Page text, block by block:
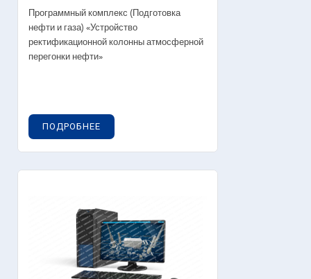
Программный комплекс (Подготовка
нефти и газа) «Устройство
ректификационной колонны атмосферной
перегонки нефти»
ПОДРОБНЕЕ